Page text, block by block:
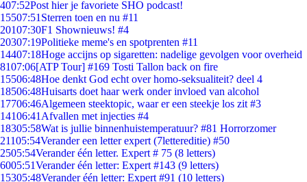
407:52Post hier je favoriete SHO podcast!
15507:51 Sterren toen en nu #11
20107:30F1 Shownieuws! #4
20307:19Politieke meme's en spotprenten #11
14407:18Hoge accijns op sigaretten: nadelige gevolgen voor overheid
8107:06[ATP Tour] #169 Tosti Tallon back on fire
15506:48Hoe denkt God echt over homo-seksualiteit? deel 4
18506:48Huisarts doet haar werk onder invloed van alcohol
17706:46Algemeen steektopic, waar er een steekje los zit #3
14106:41 Afvallen met injecties #4
18305:58Wat is jullie binnenhuistemperatuur? #81 Horrorzomer
21105:54Verander een letter expert (7lettereditie) #50
2505:54Verander één letter. Expert # 75 (8 letters)
6005:51Verander één letter: Expert #143 (9 letters)
15305:48Verander één letter: Expert #91 (10 letters)